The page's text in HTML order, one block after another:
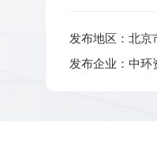
发布地区：北京
发布企业：中环